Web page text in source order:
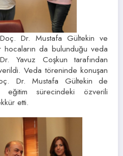
Dr. Mustafa Gültekin ve
da bulunduğu veda
Yavuz Coşkun tarafından
Veda töreninde konuşan
Dr. Mustafa Gültekin de
sürecindeki özverili
etti.